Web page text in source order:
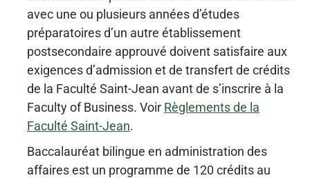
avec une ou plusieurs années d’études
préparatoires d’un autre établissement
postsecondaire approuvé doivent satisfaire aux
exigences d’admission et de transfert de crédits
de la Faculté Saint-Jean avant de s’inscrire à la
Faculty of Business. Voir Règlements de la
Faculté Saint-Jean.
Baccalauréat bilingue en administration des
affaires est un programme de 120 crédits au